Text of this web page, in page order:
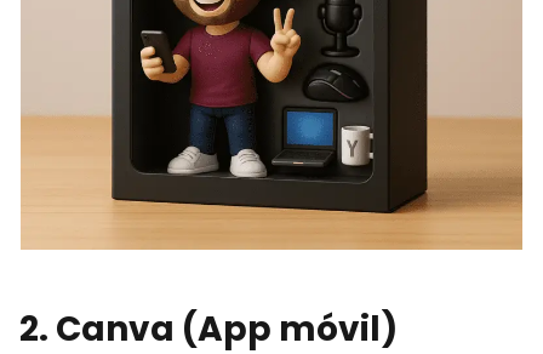
2. Canva (App móvil)